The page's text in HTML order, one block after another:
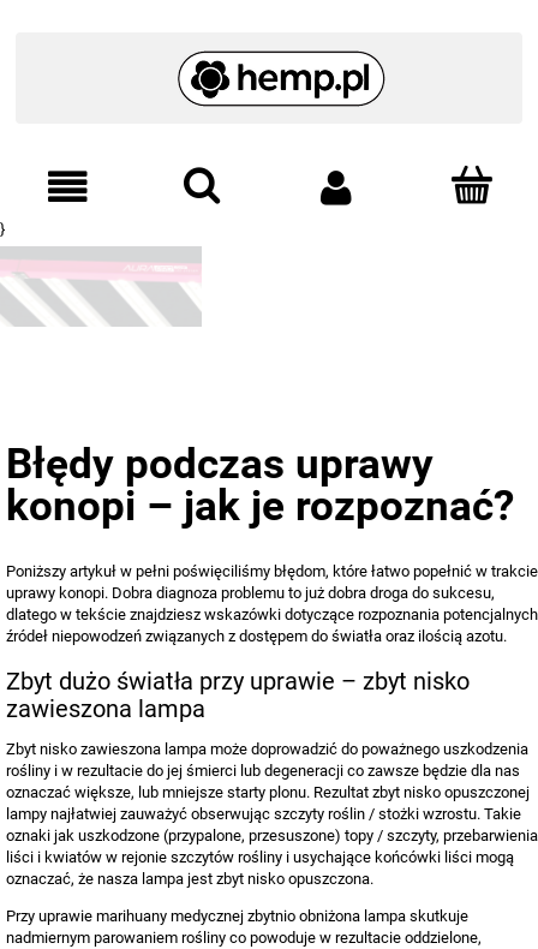
}
Błędy podczas uprawy
konopi – jak je rozpoznać?
Poniższy artykuł w pełni poświęciliśmy błędom, które łatwo popełnić w trakcie
uprawy konopi. Dobra diagnoza problemu to już dobra droga do sukcesu,
dlatego w tekście znajdziesz wskazówki dotyczące rozpoznania potencjalnych
źródeł niepowodzeń związanych z dostępem do światła oraz ilością azotu.
Zbyt dużo światła przy uprawie – zbyt nisko
zawieszona lampa
Zbyt nisko zawieszona lampa może doprowadzić do poważnego uszkodzenia
rośliny i w rezultacie do jej śmierci lub degeneracji co zawsze będzie dla nas
oznaczać większe, lub mniejsze starty plonu. Rezultat zbyt nisko opuszczonej
lampy najłatwiej zauważyć obserwując szczyty roślin / stożki wzrostu. Takie
oznaki jak uszkodzone (przypalone, przesuszone) topy / szczyty, przebarwienia
liści i kwiatów w rejonie szczytów rośliny i usychające końcówki liści mogą
oznaczać, że nasza lampa jest zbyt nisko opuszczona.
Przy uprawie marihuany medycznej zbytnio obniżona lampa skutkuje
nadmiernym parowaniem rośliny co powoduje w rezultacie oddzielone,